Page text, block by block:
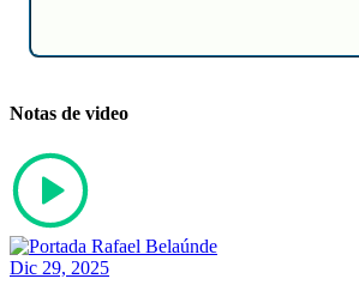
Notas de video
Dic 29, 2025